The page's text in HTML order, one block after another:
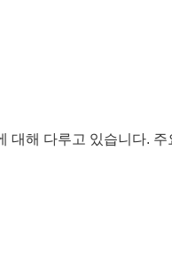
대해 다루고 있습니다.